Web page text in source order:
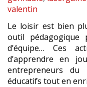
valentin
Le loisir est bien
outil pédagogique
d’équipe… Ces
d’apprendre en
entrepreneurs
éducatifs tout en